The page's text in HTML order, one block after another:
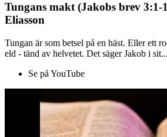
Tungans makt (Jakobs brev 3:1-
Eliasson
Tungan är som betsel på en häst. Eller ett
eld - tänd av helvetet. Det säger Jakob i sit...
Se på YouTube